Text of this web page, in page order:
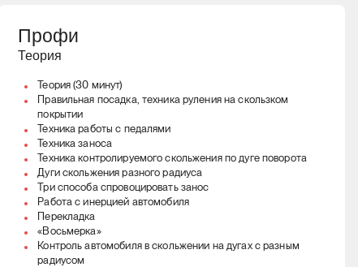
Профи
Теория
Теория (30 минут)
Правильная посадка, техника руления на скользком
покрытии
Техника работы с педалями
Техника заноса
Техника контролируемого скольжения по дуге поворота
Дуги скольжения разного радиуса
Три способа спровоцировать занос
Работа с инерцией автомобиля
Перекладка
«Восьмерка»
Контроль автомобиля в скольжении на дугах с разным
радиусом